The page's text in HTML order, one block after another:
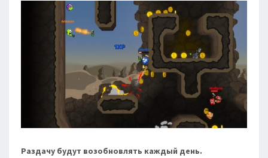
Раздачу будут возобновлять каждый день.